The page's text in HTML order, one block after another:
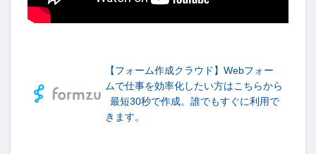
【フォーム作成クラウド】Webフォー
ムで仕事を効率化したい方はこちらから
最短30秒で作成。誰でもすぐに利用で
きます。